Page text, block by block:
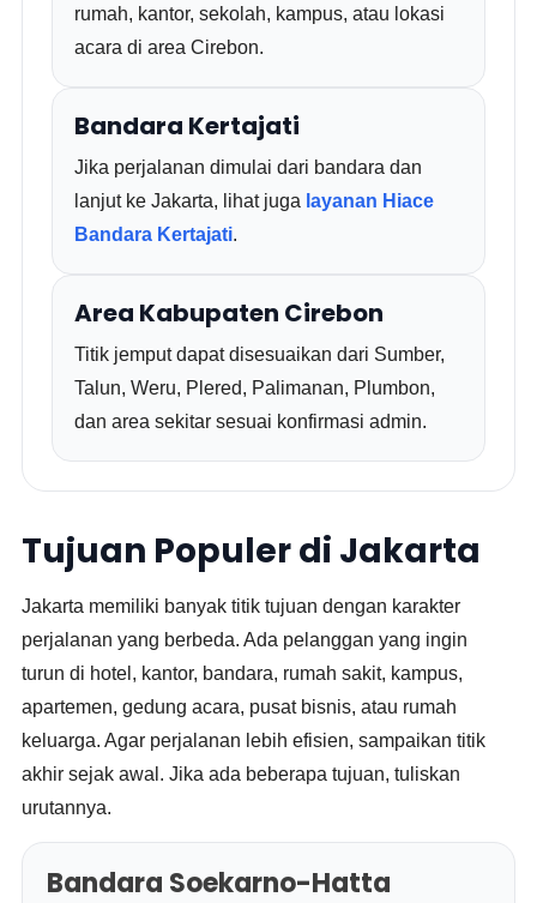
rumah, kantor, sekolah, kampus, atau lokasi
acara di area Cirebon.
Bandara Kertajati
Jika perjalanan dimulai dari bandara dan
lanjut ke Jakarta, lihat juga layanan Hiace
Bandara Kertajati.
Area Kabupaten Cirebon
Titik jemput dapat disesuaikan dari Sumber,
Talun, Weru, Plered, Palimanan, Plumbon,
dan area sekitar sesuai konfirmasi admin.
Tujuan Populer di Jakarta
Jakarta memiliki banyak titik tujuan dengan karakter
perjalanan yang berbeda. Ada pelanggan yang ingin
turun di hotel, kantor, bandara, rumah sakit, kampus,
apartemen, gedung acara, pusat bisnis, atau rumah
keluarga. Agar perjalanan lebih efisien, sampaikan titik
akhir sejak awal. Jika ada beberapa tujuan, tuliskan
urutannya.
Bandara Soekarno-Hatta